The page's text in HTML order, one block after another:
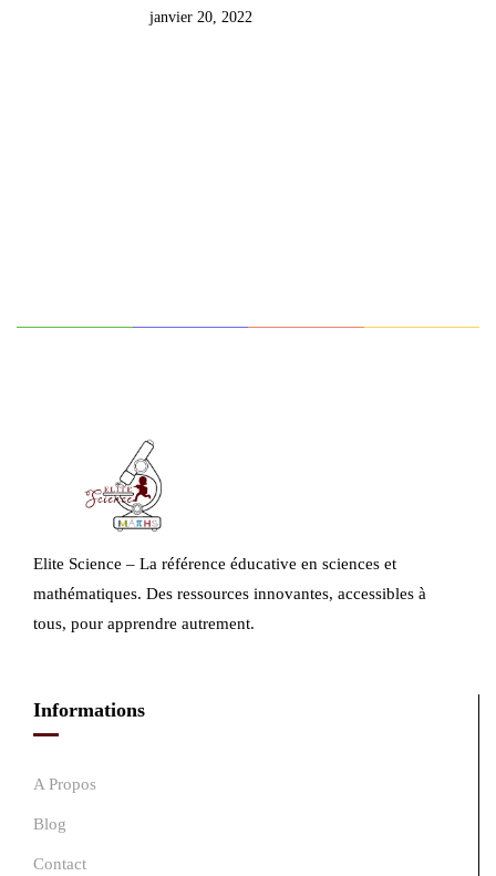
janvier 20, 2022
Elite Science – La référence éducative en sciences et
mathématiques. Des ressources innovantes, accessibles à
tous, pour apprendre autrement.
Informations
A Propos
Blog
Contact